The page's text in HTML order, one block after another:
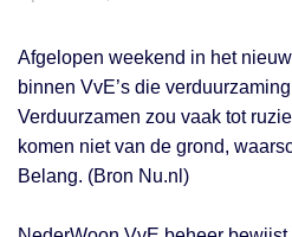
Afgelopen weekend in het
binnen VvE’s die
Verduurzamen zou vaak tot
komen niet van de grond,
Belang. (Bron Nu.nl)